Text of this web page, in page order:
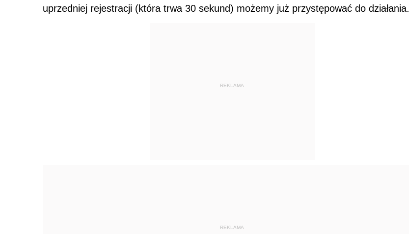
uprzedniej rejestracji (która trwa 30 sekund) możemy już przystępować do działania.
REKLAMA
REKLAMA